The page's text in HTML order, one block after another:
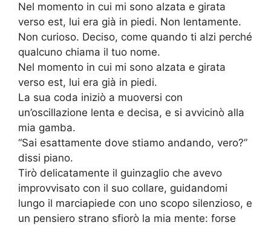
Nel momento in cui mi sono alzata e girata
verso est, lui era già in piedi. Non lentamente.
Non curioso. Deciso, come quando ti alzi perché
qualcuno chiama il tuo nome.
Nel momento in cui mi sono alzata e girata
verso est, lui era già in piedi.
La sua coda iniziò a muoversi con
un’oscillazione lenta e decisa, e si avvicinò alla
mia gamba.
“Sai esattamente dove stiamo andando, vero?”
dissi piano.
Tirò delicatamente il guinzaglio che avevo
improvvisato con il suo collare, guidandomi
lungo il marciapiede con uno scopo silenzioso, e
un pensiero strano sfiorò la mia mente: forse